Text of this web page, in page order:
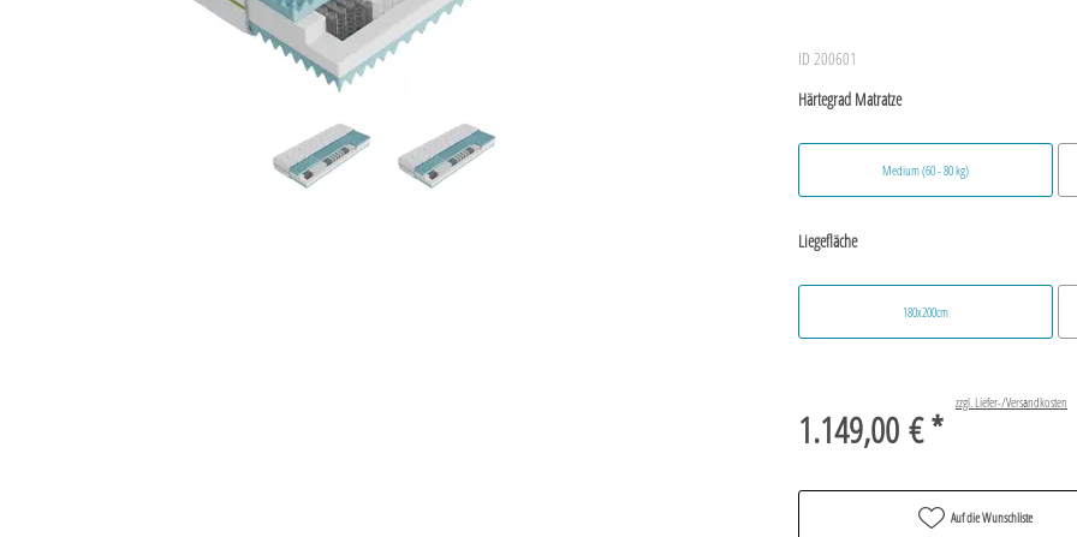
ID 200601
Härtegrad Matratze
Medium (60 - 80 kg)
Liegefläche
180x200cm
1.149,00 € *
zzgl. Liefer-/Versandkosten
Auf die Wunschliste